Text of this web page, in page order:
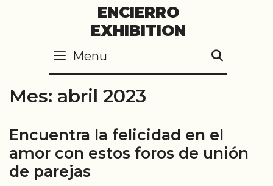
ENCIERRO
EXHIBITION
Menu
Mes: abril 2023
Encuentra la felicidad en el
amor con estos foros de unión
de parejas